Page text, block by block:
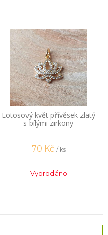
Lotosový květ přívěsek zlatý
s bílými zirkony
70 Kč / ks
Vyprodáno